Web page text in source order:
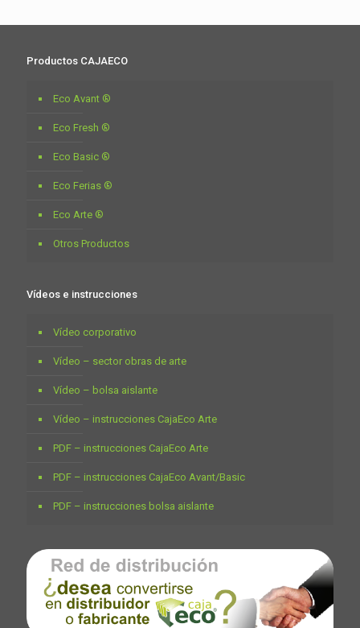
Productos CAJAECO
Eco Avant ®
Eco Fresh ®
Eco Basic ®
Eco Ferias ®
Eco Arte ®
Otros Productos
Vídeos e instrucciones
Vídeo corporativo
Vídeo – sector obras de arte
Vídeo – bolsa aislante
Vídeo – instrucciones CajaEco Arte
PDF – instrucciones CajaEco Arte
PDF – instrucciones CajaEco Avant/Basic
PDF – instrucciones bolsa aislante